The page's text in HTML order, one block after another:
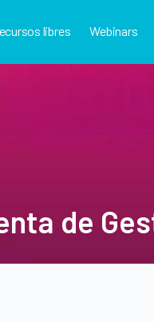
libres Webinars
de